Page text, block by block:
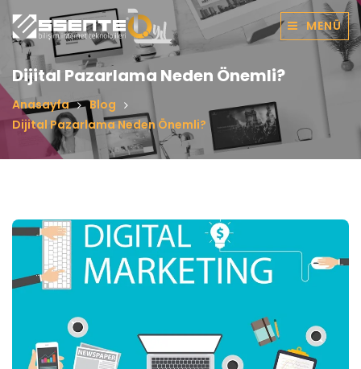
MENÜ
Dijital Pazarlama Neden Önemli?
Anasayfa
Blog
Dijital Pazarlama Neden Önemli?